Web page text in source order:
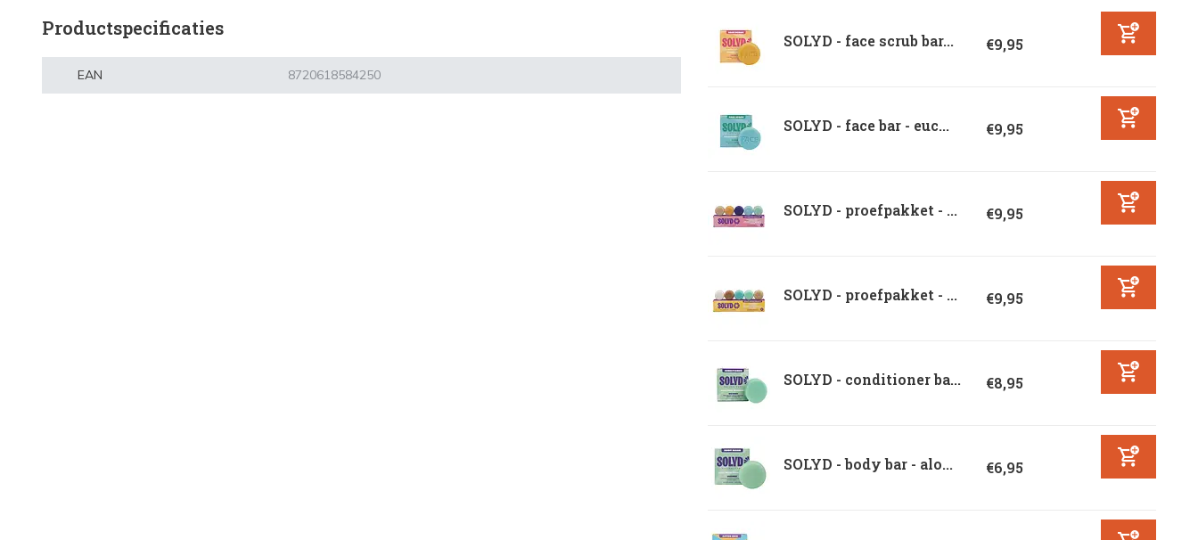
Productspecificaties
EAN 8720618584250
SOLYD - face scrub bar... €9,95
SOLYD - face bar - euc... €9,95
SOLYD - proefpakket - ... €9,95
SOLYD - proefpakket - ... €9,95
SOLYD - conditioner ba... €8,95
SOLYD - body bar - alo... €6,95